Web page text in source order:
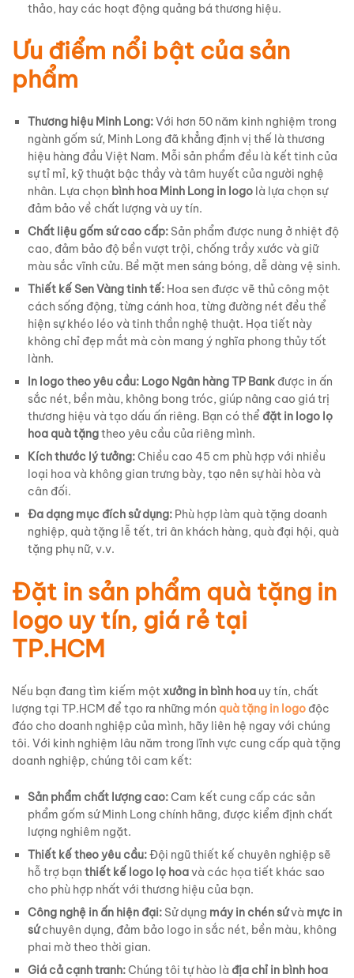
thảo, hay các hoạt động quảng bá thương hiệu.
Ưu điểm nổi bật của sản
phẩm
Thương hiệu Minh Long:Với hơn 50 năm kinh nghiệm trong
ngành gốm sứ, Minh Long đã khẳng định vị thế là thương
hiệu hàng đầu Việt Nam. Mỗi sản phẩm đều là kết tinh của
sự tỉ mỉ, kỹ thuật bậc thầy và tâm huyết của người nghệ
nhân. Lựa chọn bình hoa Minh Long in logo là lựa chọn sự
đảm bảo về chất lượng và uy tín.
Chất liệu gốm sứ cao cấp: Sản phẩm được nung ở nhiệt độ
cao, đảm bảo độ bền vượt trội, chống trầy xước và giữ
màu sắc vĩnh cửu. Bề mặt men sáng bóng, dễ dàng vệ sinh.
Thiết kế Sen Vàng tinh tế: Hoa sen được vẽ thủ công một
cách sống động, từng cánh hoa, từng đường nét đều thể
hiện sự khéo léo và tinh thần nghệ thuật. Họa tiết này
không chỉ đẹp mắt mà còn mang ý nghĩa phong thủy tốt
lành.
In logo theo yêu cầu: Logo Ngân hàng TP Bank được in ấn
sắc nét, bền màu, không bong tróc, giúp nâng cao giá trị
thương hiệu và tạo dấu ấn riêng. Bạn có thể đặt in logo lọ
hoa quà tặngtheo yêu cầu của riêng mình.
Kích thước lý tưởng:Chiều cao 45 cm phù hợp với nhiều
loại hoa và không gian trưng bày, tạo nên sự hài hòa và
cân đối.
Đa dạng mục đích sử dụng: Phù hợp làm quà tặng doanh
nghiệp, quà tặng lễ tết, tri ân khách hàng, quà đại hội, quà
tặng phụ nữ, v.v.
Đặt in sản phẩm quà tặng in
logo uy tín, giá rẻ tại
TP.HCM
Nếu bạn đang tìm kiếm mộtxưởng in bình hoa uy tín, chất
lượng tại TP.HCM để tạo ra những món quà tặng in logo độc
đáo cho doanh nghiệp của mình, hãy liên hệ ngay với chúng
tôi. Với kinh nghiệm lâu năm trong lĩnh vực cung cấp quà tặng
doanh nghiệp, chúng tôi cam kết:
Sản phẩm chất lượng cao:Cam kết cung cấp các sản
phẩm gốm sứ Minh Long chính hãng, được kiểm định chất
lượng nghiêm ngặt.
Thiết kế theo yêu cầu:Đội ngũ thiết kế chuyên nghiệp sẽ
hỗ trợ bạn thiết kế logo lọ hoavà các họa tiết khác sao
cho phù hợp nhất với thương hiệu của bạn.
Công nghệ in ấn hiện đại: Sử dụng máy in chén sứvà mực in
sứchuyên dụng, đảm bảo logo in sắc nét, bền màu, không
phai mờ theo thời gian.
Giá cả cạnh tranh:Chúng tôi tự hào là địa chỉ in bình hoa